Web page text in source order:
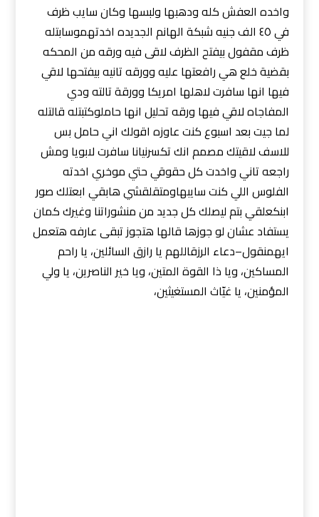
واخده العفش كله ودهبها ولبسها وكان سايب ظرف
في ٤٥ الف جنيه شبكة الهانم الجديده اخدتهموسابتله
ظرف مقفول بيفتح الظرف لاقى فيه ورقه من المحكه
بقضية خلع هي رافعتها عليه وورقه تانيه بيفتحها لاقي
فيها انها سافرت لاهلها امريكا وورقة تالته ودي
المفاجاه لاقي فيها ورقه تحليل انها حاملوكتبتله قالتله
لما جيت بعد اسبوع كنت عاوزه اقولك اني حامل بس
للاسف لاقيتك مصمم انك تكسرنيانا سافرت لابويا ومش
راجعه تاني واخدت كل حقوقي حتي موخري اخدته
الفلوس اللي كنت سايبهاومتقلقشي هابقي ابعتلك صور
ابنكعلقي بتم ليصلك كل جديد من منشوراتنا وغيرك كمان
يستفاد عشان لو جوزها قالها هتجوز تبقى عارفه هتعمل
ايهمنقول–دعاء الرزقاللهم يا رازق السائلين، يا راحم
المساكين، ويا ذا القوة المتين، ويا خير الناصرين، يا ولي
المؤمنين، يا غيّاث المستغيثين،